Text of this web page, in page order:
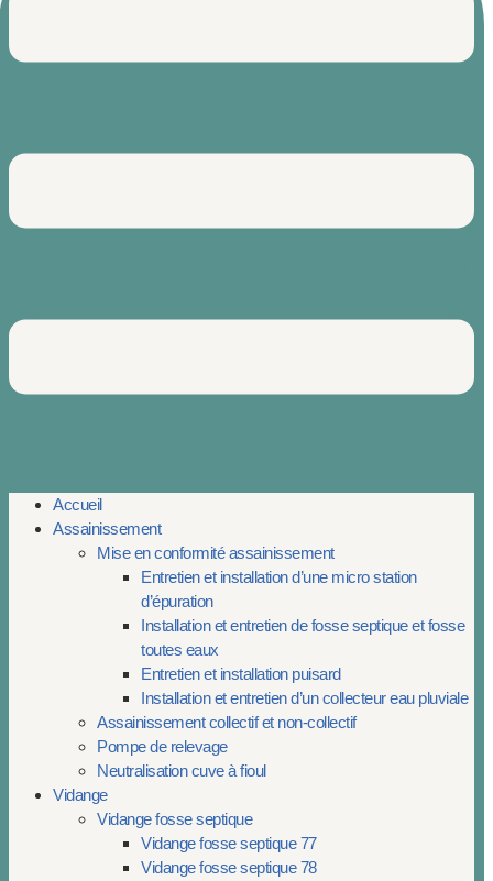
Accueil
Assainissement
Mise en conformité assainissement
Entretien et installation d’une micro station
d’épuration
Installation et entretien de fosse septique et fosse
toutes eaux
Entretien et installation puisard
Installation et entretien d’un collecteur eau pluviale
Assainissement collectif et non-collectif
Pompe de relevage
Neutralisation cuve à fioul
Vidange
Vidange fosse septique
Vidange fosse septique 77
Vidange fosse septique 78